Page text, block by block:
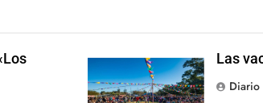
Las
Diario